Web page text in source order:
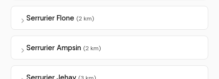
Serrurier Flone (2 km)
Serrurier Ampsin (2 km)